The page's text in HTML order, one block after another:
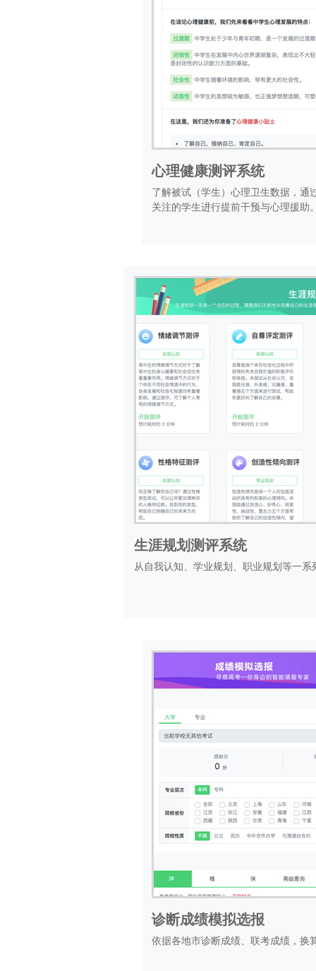
心理健康测评系统
了解被试（学生）心理卫生数据，通
关注的学生进行提前干预与心理援助
生涯规划测评系统
从自我认知、学业规划、职业规划等一
诊断成绩模拟选报
依据各地市诊断成绩、联考成绩，换